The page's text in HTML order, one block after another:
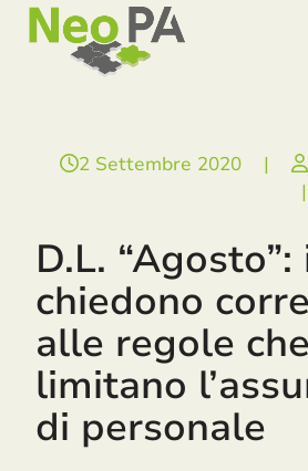
SkipOpen
mobile
menu
Close
mobile
menu
2 Settembre 2020 |
|
D.L.
chiedono
alle regole che
limitano
di personale